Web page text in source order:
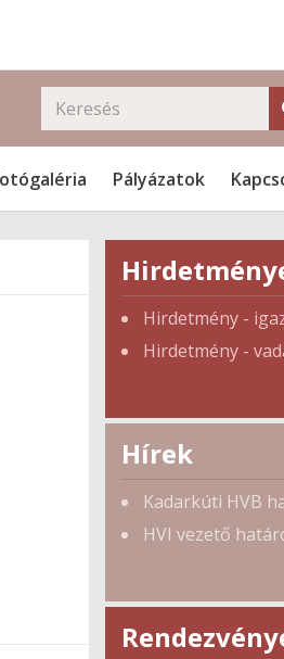
Pályázatok
Hírek
Kadarkúti HVB
HVI vezető